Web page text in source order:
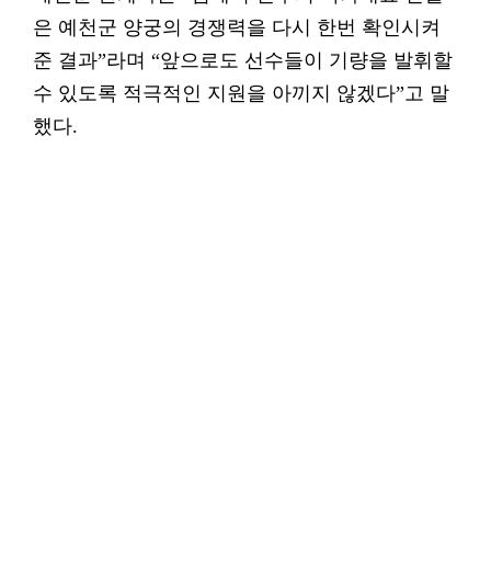
은 예천군 양궁의 경쟁력을 다시 한번 확인시켜
준 결과”라며 “앞으로도 선수들이 기량을 발휘할
수 있도록 적극적인 지원을 아끼지 않겠다”고 말
했다.